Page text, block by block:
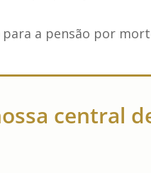
a pensão por
central